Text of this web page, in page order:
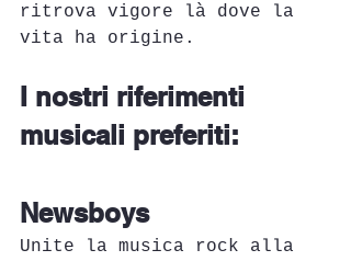
ritrova vigore là dove la
vita ha origine.
I nostri riferimenti
musicali preferiti:
Newsboys
Unite la musica rock alla